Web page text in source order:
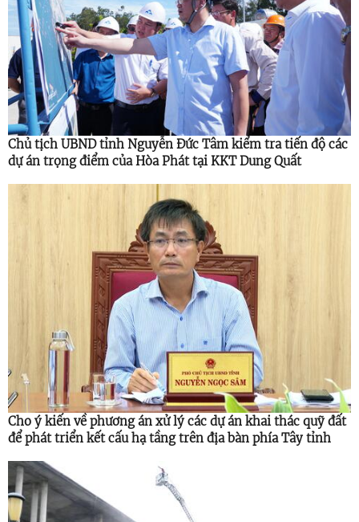
Chủ tịch UBND tỉnh Nguyễn Đức Tâm kiểm tra tiến độ các
dự án trọng điểm của Hòa Phát tại KKT Dung Quất
Cho ý kiến về phương án xử lý các dự án khai thác quỹ đất
để phát triển kết cấu hạ tầng trên địa bàn phía Tây tỉnh